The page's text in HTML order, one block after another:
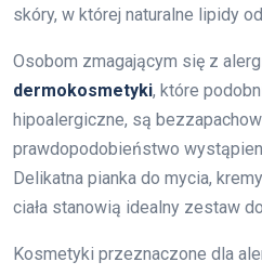
skóry, w której naturalne lipidy
Osobom zmagającym się z
dermokosmetyki, które
hipoalergiczne, są
prawdopodobieństwo
Delikatna pianka do mycia,
ciała stanowią idealny zestaw
Kosmetyki przeznaczone dla